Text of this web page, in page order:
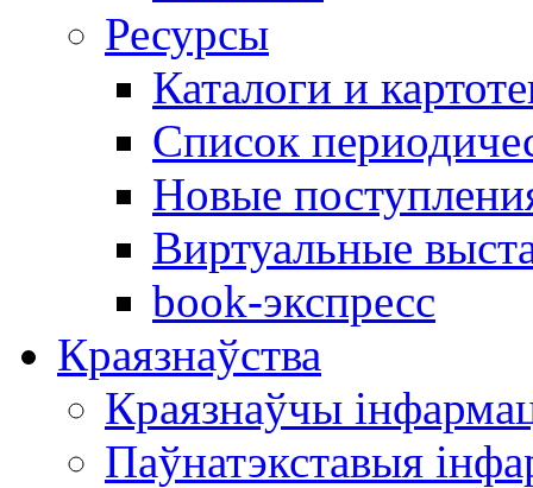
Ресурсы
Каталоги и
Список
Новые
Виртуальные
book-экспресс
Краязнаўства
Краязнаўчы
Паўнатэкставыя